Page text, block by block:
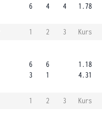
6
4
4
1.78
1 2 3
Kurs
6
3
6
1
1.18
4.31
1 2 3
Kurs